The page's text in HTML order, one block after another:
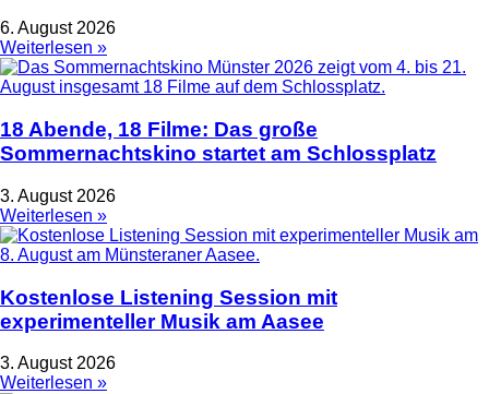
6. August 2026
Weiterlesen »
18 Abende, 18 Filme: Das große
Sommernachtskino startet am Schlossplatz
3. August 2026
Weiterlesen »
Kostenlose Listening Session mit
experimenteller Musik am Aasee
3. August 2026
Weiterlesen »